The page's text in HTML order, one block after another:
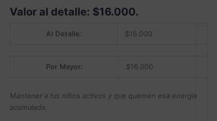
Valor al detalle: $16.000.
Al Detalle: $16.000
Por Mayor: $16.000
Mantener a tus niños activos y que quemen esa energía
acumulada.